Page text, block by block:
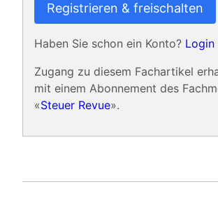
Registrieren & freischalten
Haben Sie schon ein Konto? Login
Zugang zu diesem Fachartikel
mit einem Abonnement des
«Steuer Revue».